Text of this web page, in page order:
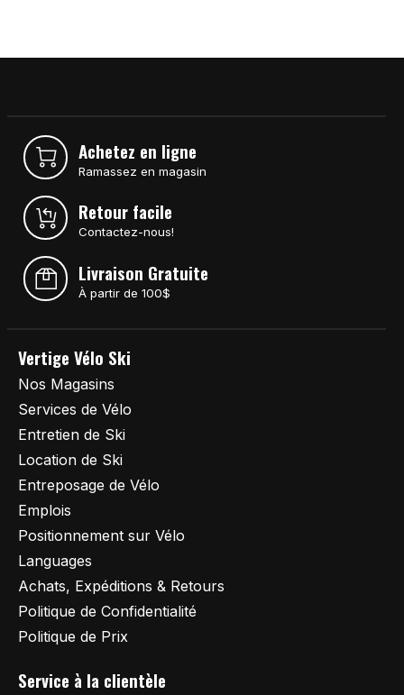
Achetez en ligne
Ramassez en magasin
Retour facile
Contactez-nous!
Livraison Gratuite
À partir de 100$
Vertige Vélo Ski
Nos Magasins
Services de Vélo
Entretien de Ski
Location de Ski
Entreposage de Vélo
Emplois
Positionnement sur Vélo
Languages
Achats, Expéditions & Retours
Politique de Confidentialité
Politique de Prix
Service à la clientèle